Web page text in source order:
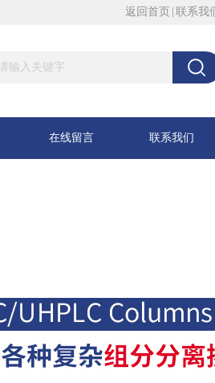
返回首页 联系我
在线留言 联系我们